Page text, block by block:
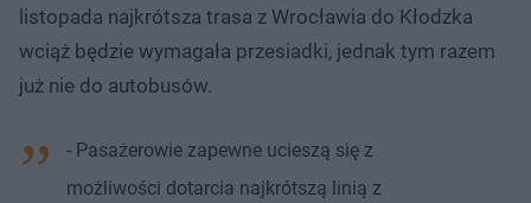
listopada najkrótsza trasa z Wrocławia do Kłodzka
wciąż będzie wymagała przesiadki, jednak tym razem
już nie do autobusów.
- Pasażerowie zapewne ucieszą się z
możliwości dotarcia najkrótszą linią z